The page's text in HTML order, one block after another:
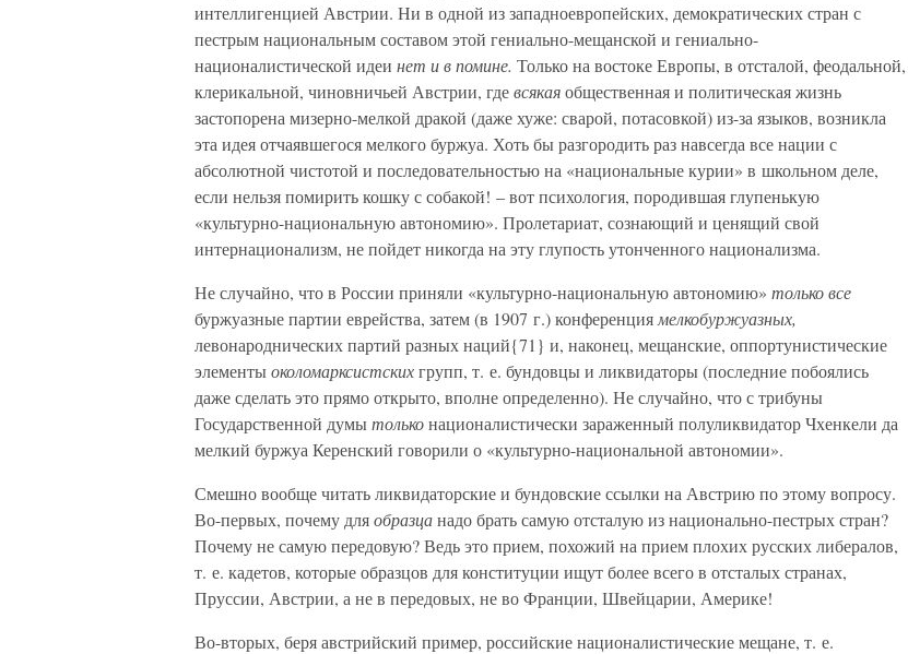
интеллигенцией Австрии. Ни в одной из западноевропейских, демократических стран с
пестрым национальным составом этой гениально-мещанской и гениально-
националистической идеи нет и в помине. Только на востоке Европы, в отсталой, феодальной,
клерикальной, чиновничьей Австрии, гдевсякаяобщественная и политическая жизнь
застопорена мизерно-мелкой дракой (даже хуже: сварой, потасовкой) из-за языков, возникла
эта идея отчаявшегося мелкого буржуа. Хоть бы разгородить раз навсегда все нации с
абсолютной чистотой и последовательностью на «национальные курии» в школьном деле,
если нельзя помирить кошку с собакой! – вот психология, породившая глупенькую
«культурно-национальную автономию». Пролетариат, сознающий и ценящий свой
интернационализм, не пойдет никогда на эту глупость утонченного национализма.
Не случайно, что в России приняли «культурно-национальную автономию» только все
буржуазные партии еврейства, затем (в 1907 г.) конференция мелкобуржуазных,
левонароднических партий разных наций{71} и, наконец, мещанские, оппортунистические
элементыоколомарксистскихгрупп, т. е. бундовцы и ликвидаторы (последние побоялись
даже сделать это прямо открыто, вполне определенно). Не случайно, что с трибуны
Государственной думытольконационалистически зараженный полуликвидатор Чхенкели да
мелкий буржуа Керенский говорили о «культурно-национальной автономии».
Смешно вообще читать ликвидаторские и бундовские ссылки на Австрию по этому вопросу.
Во-первых, почему дляобразцанадо брать самую отсталую из национально-пестрых стран?
Почему не самую передовую? Ведь это прием, похожий на прием плохих русских либералов,
т. е. кадетов, которые образцов для конституции ищут более всего в отсталых странах,
Пруссии, Австрии, а не в передовых, не во Франции, Швейцарии, Америке!
Во-вторых, беря австрийский пример, российские националистические мещане, т. е.